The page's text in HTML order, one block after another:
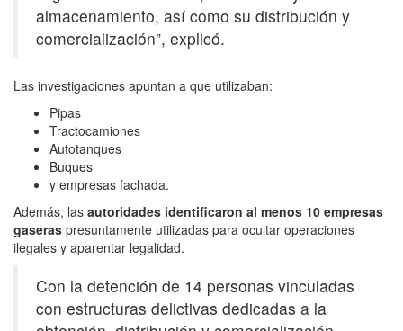
almacenamiento, así como su distribución y
comercialización”, explicó.
Las investigaciones apuntan a que utilizaban:
Pipas
Tractocamiones
Autotanques
Buques
y empresas fachada.
Además, las autoridades identificaron al menos 10 empresas
gaseras presuntamente utilizadas para ocultar operaciones
ilegales y aparentar legalidad.
Con la detención de 14 personas vinculadas
con estructuras delictivas dedicadas a la